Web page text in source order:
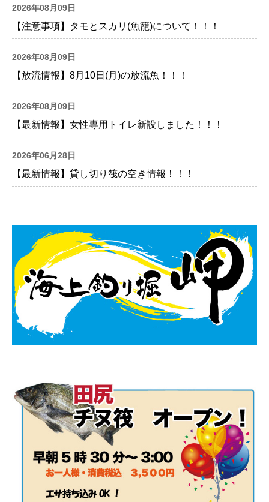
2026年08月09日
【注意事項】タモとスカリ(魚籠)について！！！
2026年08月09日
【放流情報】8月10日(月)の放流魚！！！
2026年08月09日
【最新情報】女性専用トイレ新設しました！！！
2026年06月28日
【最新情報】貸し切り筏の空き情報！！！